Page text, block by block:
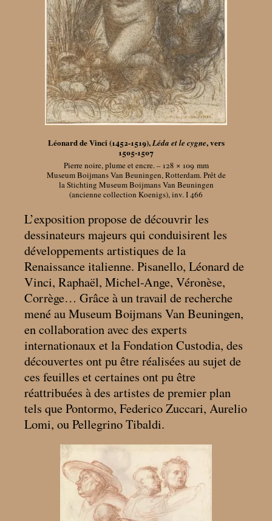
Léonard de Vinci (1452-1519),Léda et le cygne, vers
1505-1507
Pierre noire, plume et encre. – 128 × 109 mm
Museum Boijmans Van Beuningen, Rotterdam. Prêt de
la Stichting Museum Boijmans Van Beuningen
(ancienne collection Koenigs), inv. I 466
L’exposition propose de découvrir les
dessinateurs majeurs qui conduisirent les
développements artistiques de la
Renaissance italienne. Pisanello, Léonard de
Vinci, Raphaël, Michel-Ange, Véronèse,
Corrège… Grâce à un travail de recherche
mené au Museum Boijmans Van Beuningen,
en collaboration avec des experts
internationaux et la Fondation Custodia, des
découvertes ont pu être réalisées au sujet de
ces feuilles et certaines ont pu être
réattribuées à des artistes de premier plan
tels que Pontormo, Federico Zuccari, Aurelio
Lomi, ou Pellegrino Tibaldi.